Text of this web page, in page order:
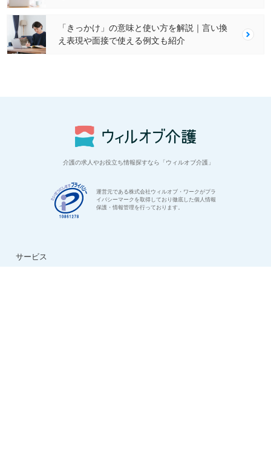
「きっかけ」の意味と使い方を解説｜言い換
え表現や面接で使える例文も紹介
介護の求人やお役立ち情報探すなら「ウィルオブ介護」
運営元である株式会社ウィルオブ・ワークがプラ
イバシーマークを取得しており徹底した個人情報
保護・情報管理を行っております。
サービス